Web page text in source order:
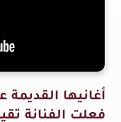
أغانيها
فعلت الفنانة